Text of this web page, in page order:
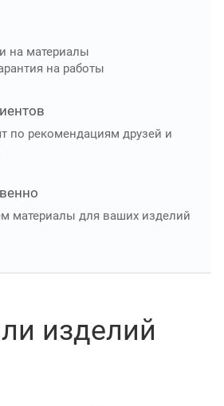
на материалы
на работы
по рекомендациям друзей и
материалы для ваших изделий
изделий